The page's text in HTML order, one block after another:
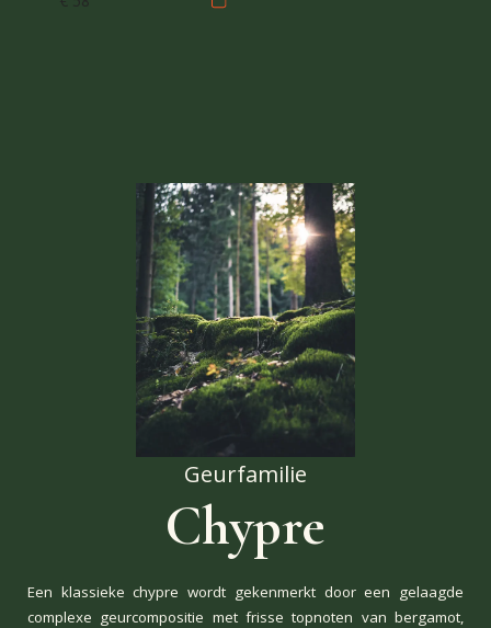
Geurfamilie
Chypre
Een klassieke chypre wordt gekenmerkt door een gelaagde
complexe geurcompositie met frisse topnoten van bergamot,